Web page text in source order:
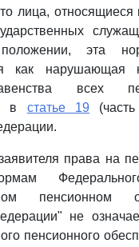
лица,
положении, эта
как нарушающая
всех
в статье 19
права на
пенсионном
не
пенсионного